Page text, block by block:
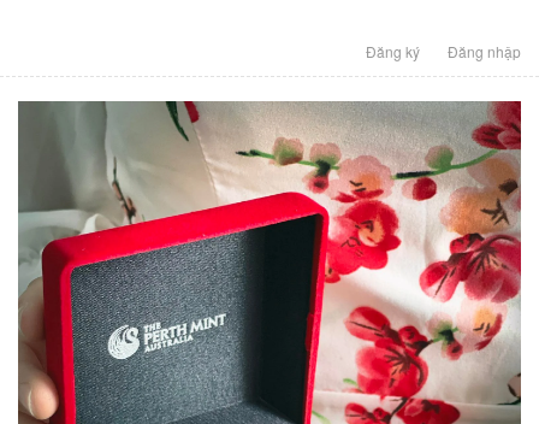
Đăng ký Đăng nhập